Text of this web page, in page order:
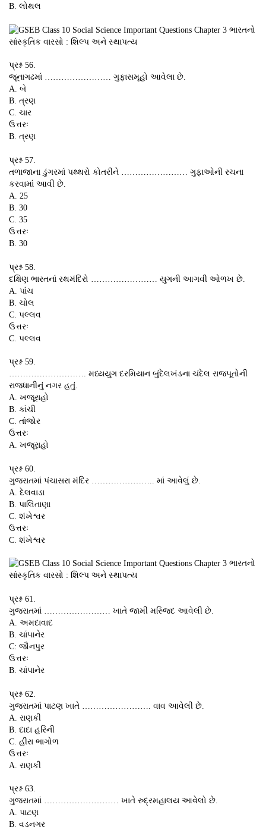
B. લોથલ
પ્રશ્ન 56.
જૂનાગઢમાં …………………… ગુફાસમૂહો આવેલા છે.
A. બે
B. ત્રણ
C. ચાર
ઉત્તરઃ
B. ત્રણ
પ્રશ્ન 57.
તળાજાના ડુંગરમાં પથ્થરો કોતરીને …………………… ગુફાઓની રચના
કરવામાં આવી છે.
A. 25
B. 30
C. 35
ઉત્તરઃ
B. 30
પ્રશ્ન 58.
દક્ષિણ ભારતનાં રથમંદિરો …………………… યુગની આગવી ઓળખ છે.
A. પાંચ
B. ચોલ
C. પલ્લવ
ઉત્તરઃ
C. પલ્લવ
પ્રશ્ન 59.
………………………. મધ્યયુગ દરમિયાન બુંદેલખંડના ચંદેલ રાજપૂતોની
રાજધાનીનું નગર હતું.
A. ખજૂરાહો
B. કાંચી
C. તાંજોર
ઉત્તરઃ
A. ખજૂરાહો
પ્રશ્ન 60.
ગુજરાતમાં પંચાસરા મંદિર ………………….. માં આવેલું છે.
A. દેલવાડા
B. પાલિતાણા
C. શંખેશ્વર
ઉત્તરઃ
C. શંખેશ્વર
પ્રશ્ન 61.
ગુજરાતમાં …………………… ખાતે જામી મસ્જિદ આવેલી છે.
A. અમદાવાદ
B. ચાંપાનેર
C: જૌનપુર
ઉત્તરઃ
B. ચાંપાનેર
પ્રશ્ન 62.
ગુજરાતમાં પાટણ ખાતે ……………………. વાવ આવેલી છે.
A. રાણકી
B. દાદા હરિની
C. હીરા ભાગોળ
ઉત્તરઃ
A. રાણકી
પ્રશ્ન 63.
ગુજરાતમાં ……………………… ખાતે રુદ્રમહાલય આવેલો છે.
A. પાટણ
B. વડનગર